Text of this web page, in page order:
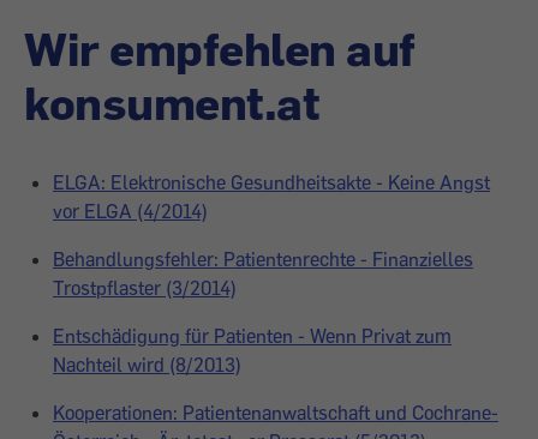
Wir empfehlen auf
konsument.at
ELGA: Elektronische Gesundheitsakte - Keine Angst
vor ELGA (4/2014)
Behandlungsfehler: Patientenrechte - Finanzielles
Trostpflaster (3/2014)
Entschädigung für Patienten - Wenn Privat zum
Nachteil wird (8/2013)
Kooperationen: Patientenanwaltschaft und Cochrane-